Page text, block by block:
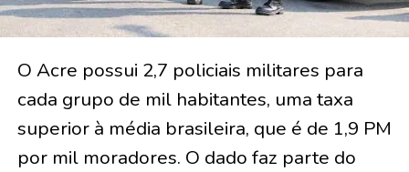
O Acre possui 2,7 policiais militares para
cada grupo de mil habitantes, uma taxa
superior à média brasileira, que é de 1,9 PM
por mil moradores. O dado faz parte do